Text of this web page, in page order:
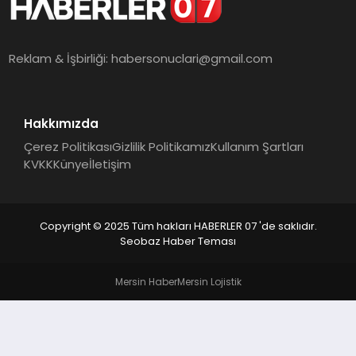
MAGAZIN
DIĞER
Reklam & İşbirliği:habersonuclari@gmail.com
Hakkımızda
Çerez PolitikasıGizlilik PolitikamızKullanım Şartları
KVKKKünyeİletişim
Copyright © 2025 Tüm hakları HABERLER 07 'de saklıdır.
Seobaz Haber Teması
Mersin HaberMersin Lojistik